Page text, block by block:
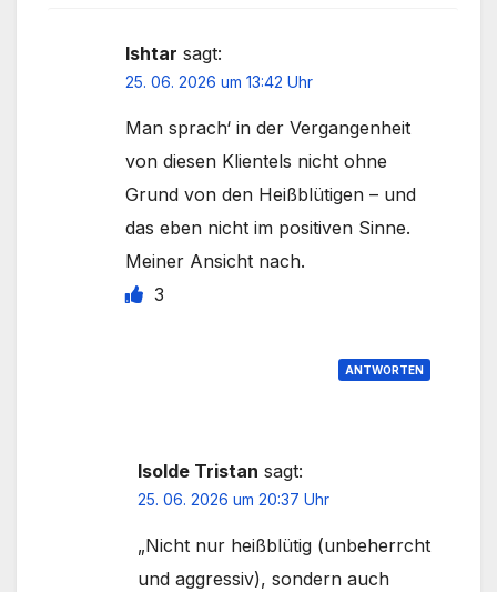
Ishtar sagt:
25. 06. 2026 um 13:42 Uhr
Man sprach‘ in der Vergangenheit
von diesen Klientels nicht ohne
Grund von den Heißblütigen – und
das eben nicht im positiven Sinne.
Meiner Ansicht nach.
3
ANTWORTEN
Isolde Tristan sagt:
25. 06. 2026 um 20:37 Uhr
„Nicht nur heißblütig (unbeherrcht
und aggressiv), sondern auch